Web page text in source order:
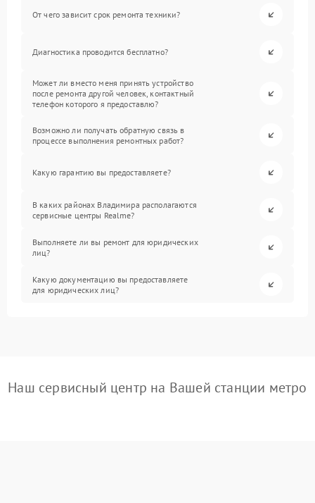
От чего зависит срок ремонта техники?
Диагностика проводится бесплатно?
Может ли вместо меня принять устройство
после ремонта другой человек, контактный
телефон которого я предоставлю?
Возможно ли получать обратную связь в
процессе выполнения ремонтных работ?
Какую гарантию вы предоставляете?
В каких районах Владимира располагаются
сервисные центры Realme?
Выполняете ли вы ремонт для юридических
лиц?
Какую документацию вы предоставляете
для юридических лиц?
Наш сервисный центр на Вашей станции метро